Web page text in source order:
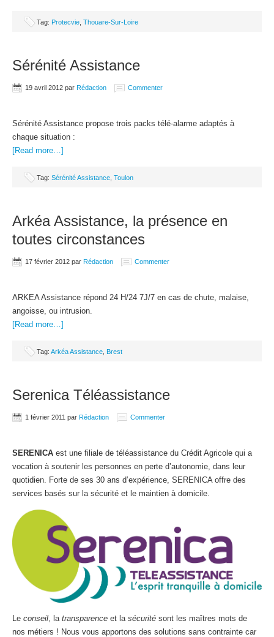
Tag: Protecvie Thouare-Sur-Loire
Sérénité Assistance
19 avril 2012 par Rédaction Commenter
Sérénité Assistance propose trois packs télé-alarme adaptés à
chaque situation :
[Read more…]
Tag: Sérénité Assistance Toulon
Arkéa Assistance, la présence en
toutes circonstances
17 février 2012 par Rédaction Commenter
ARKEA Assistance répond 24 H/24 7J/7 en cas de chute, malaise,
angoisse, ou intrusion.
[Read more…]
Tag: Arkéa Assistance Brest
Serenica Téléassistance
1 février 2011 par Rédaction Commenter
SERENICA est une filiale de téléassistance du Crédit Agricole qui a
vocation à soutenir les personnes en perte d’autonomie, dans leur
quotidien. Forte de ses 30 ans d’expérience, SERENICA offre des
services basés sur la sécurité et le maintien à domicile.
Le conseil , la transparence et la sécurité sont les maîtres mots de
nos métiers ! Nous vous apportons des solutions sans contrainte car